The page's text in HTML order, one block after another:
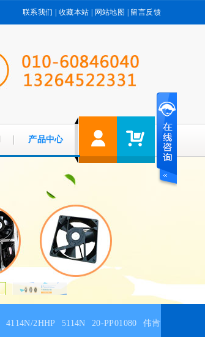
联系我们 收藏本站 网站地图 留言反馈
产品中心
4114N/2HHP 5114N 20-PP01080
伟肯